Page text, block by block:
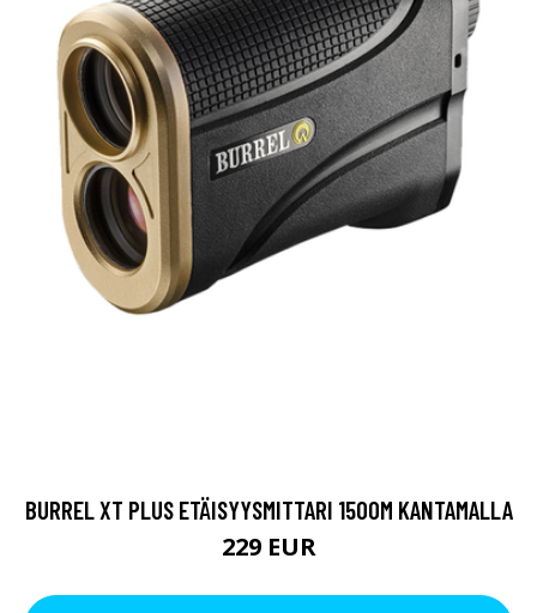
BURREL XT PLUS ETÄISYYSMITTARI 1500M KANTAMALLA
229 EUR